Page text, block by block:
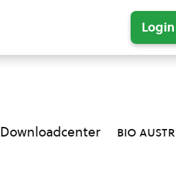
Login
Downloadcenter bio